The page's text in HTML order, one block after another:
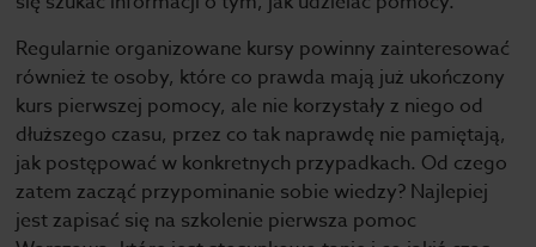
Regularnie organizowane kursy powinny zainteresować
również te osoby, które co prawda mają już ukończony
kurs pierwszej pomocy, ale nie korzystały z niego od
dłuższego czasu, przez co tak naprawdę nie pamiętają,
jak postępować w konkretnych przypadkach. Od czego
zatem zacząć przypominanie sobie wiedzy? Najlepiej
jest zapisać się na szkolenie pierwsza pomoc